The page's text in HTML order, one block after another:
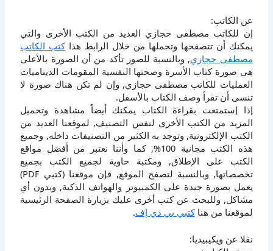
عن الكاتب:
إن للكاتب مصطفى حجازي العديد من الكتب الأخرى والتي
يمكنك أن تتصفحها وتحملها من خلال الرابط هذاكتب الكاتب
مصطفى حجازي, وبالنسبة للصور تأكد من أن الصورة بالأعلى
هي صورة كتاب الأسرة وصحتها النفسية المقومات الديناميات
العمليات للكاتب مصطفى حجازي, وإن لم تكن هناك صورة لا
تنسى أن تقرأ وصف الكتاب بالأسفل.
إذا إستمتعت بقراءة الكتاب يمكنك أيضاً مشاهدة وتحميل
المزيد من الكتب الأخرى لنفس التصنيف, لموقعنا العديد من
الكتب الإلكترونية, وتوجد به الكثير من التصنيفات داخله, وجميع
هذه الكتب مجانية 100%, كما وأننا نعتبر من أفضل مواقع
الكتب على الإطلاق, ومكتبة حاوية لجميع الكتب بجميع
تخصصاتها, وبالنسبة لتصفح الموقع, فإن موقعنا (كتبي PDF)
يعمل بصورة جيدة على الكمبيوتر والهواتف الذكية, وبدون أي
مشاكل, وللبحث عن كتب أخرى عليك بزيارة الصفحة الرئيسية
لموقعنا من هناكتبي بي دي إف.
نقلا عن ويكيبيديا: